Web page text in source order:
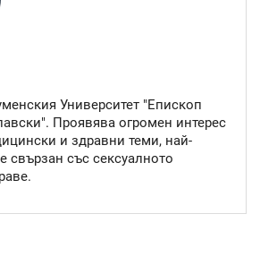
Университет "Епископ
Проявява огромен интерес
и здравни теми, най-
свързан със сексуалното